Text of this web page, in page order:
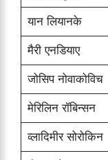
यान लियानके
मैरी एनडियाए
जोसिप नोवाकोविच
मेरिलिन रॉबिन्सन
व्लादिमीर सोरोकिन